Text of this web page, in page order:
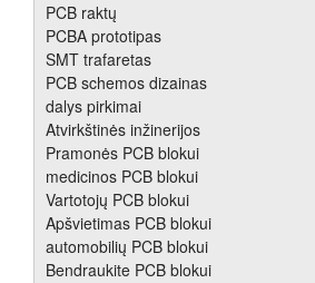
PCB raktų
PCBA prototipas
SMT trafaretas
PCB schemos dizainas
dalys pirkimai
Atvirkštinės inžinerijos
Pramonės PCB blokui
medicinos PCB blokui
Vartotojų PCB blokui
Apšvietimas PCB blokui
automobilių PCB blokui
Bendraukite PCB blokui